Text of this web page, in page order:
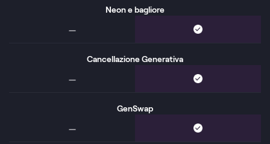
Neon e bagliore
Cancellazione Generativa
GenSwap